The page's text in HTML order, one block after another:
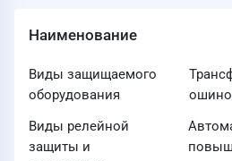
Наименование
Виды защищаемого
оборудования
Виды релейной
защиты и